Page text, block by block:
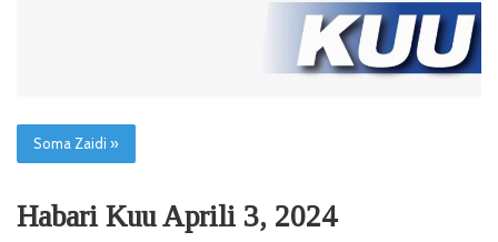
Soma Zaidi »
Habari Kuu Aprili 3, 2024